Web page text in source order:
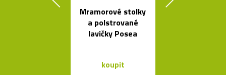
Mramorové stolky
a polstrované
lavičky Posea
koupit